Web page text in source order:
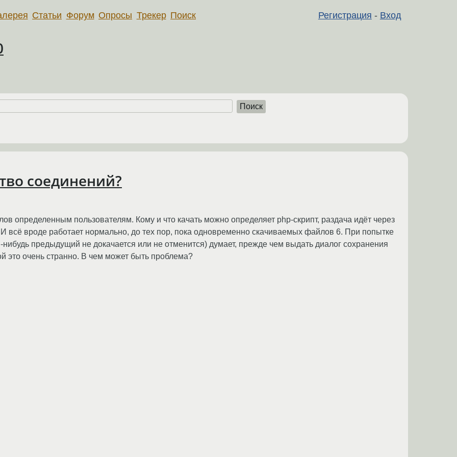
Регистрация - Вход
Статьи Форум Опросы Трекер Поиск
Поиск
соединений?
определенным пользователям. Кому и что качать можно определяет php-скрипт, раздача идёт через
всё вроде работает нормально, до тех пор, пока одновременно скачиваемых файлов 6. При попытке
нибудь предыдущий не докачается или не отменится) думает, прежде чем выдать диалог сохранения
это очень странно. В чем может быть проблема?